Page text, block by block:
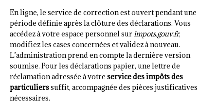
En ligne, le service de correction est ouvert pendant une
période définie après la clôture des déclarations. Vous
accédez à votre espace personnel surimpots.gouv.fr,
modifiez les cases concernées et validez à nouveau.
L’administration prend en compte la dernière version
soumise. Pour les déclarations papier, une lettre de
réclamation adressée à votre service des impôts des
particulierssuffit, accompagnée des pièces justificatives
nécessaires.